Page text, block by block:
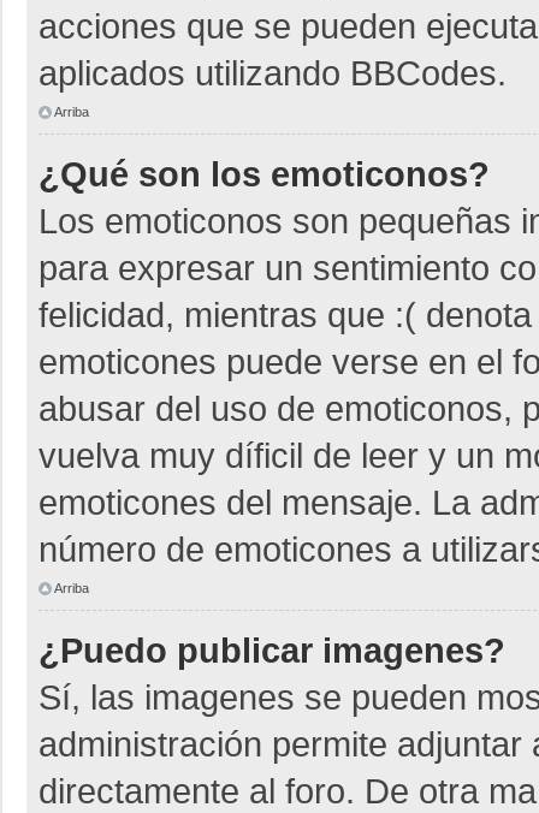
acciones que se pueden
aplicados utilizando BBCodes.
Arriba
¿Qué son los emoticonos?
Los emoticonos son pequeñas
para expresar un sentimiento
felicidad, mientras que :(
emoticones puede verse en el
abusar del uso de emoticonos,
vuelva muy díficil de leer y un
emoticones del mensaje. La
número de emoticones a
Arriba
¿Puedo publicar imagenes?
Sí, las imagenes se pueden
administración permite
directamente al foro. De otra